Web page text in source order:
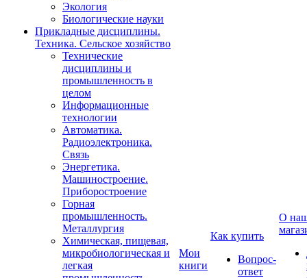
Экология
Биологические науки
Прикладные дисциплины.
Техника. Сельское хозяйство
Технические
дисциплины и
промышленность в
целом
Информационные
технологии
Автоматика.
Радиоэлектроника.
Связь
Энергетика.
Машиностроение.
Приборостроение
Горная
промышленность.
Металлургия
Химическая, пищевая,
микробиологическая и
легкая
Мои
книги
Как купить
Вопрос-
ответ
О